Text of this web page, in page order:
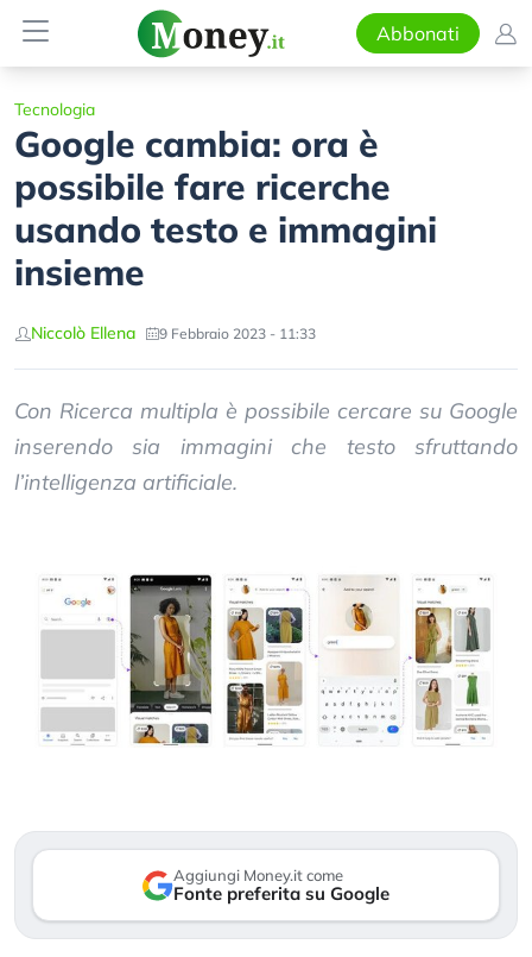
Abbonati
Tecnologia
Google cambia: ora è
possibile fare ricerche
usando testo e immagini
insieme
Niccolò Ellena 9 Febbraio 2023 - 11:33
Con Ricerca multipla è possibile cercare su Google
inserendo sia immagini che testo sfruttando
l’intelligenza artificiale.
Aggiungi Money.it come
Fonte preferita su Google